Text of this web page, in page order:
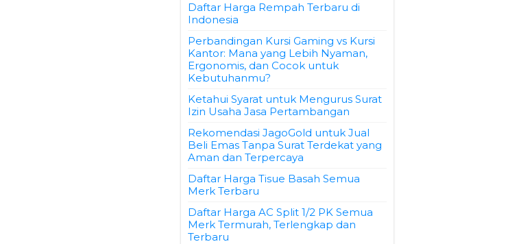
Daftar Harga Rempah Terbaru di
Indonesia
Perbandingan Kursi Gaming vs Kursi
Kantor: Mana yang Lebih Nyaman,
Ergonomis, dan Cocok untuk
Kebutuhanmu?
Ketahui Syarat untuk Mengurus Surat
Izin Usaha Jasa Pertambangan
Rekomendasi JagoGold untuk Jual
Beli Emas Tanpa Surat Terdekat yang
Aman dan Terpercaya
Daftar Harga Tisue Basah Semua
Merk Terbaru
Daftar Harga AC Split 1/2 PK Semua
Merk Termurah, Terlengkap dan
Terbaru